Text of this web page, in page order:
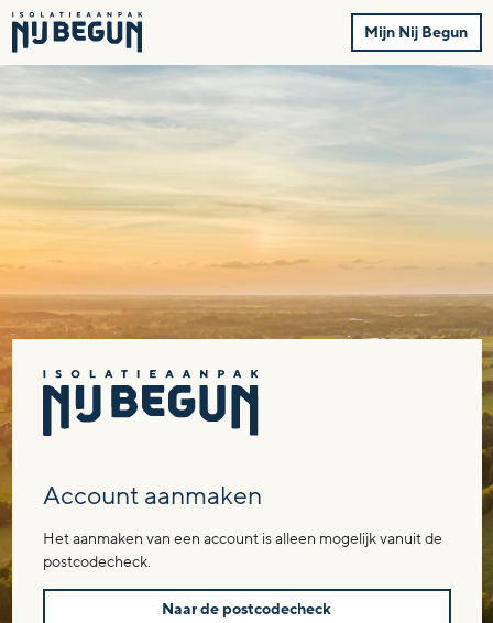
Mijn Nij Begun
Account aanmaken
Het aanmaken van een account is alleen mogelijk vanuit de
postcodecheck.
Naar de postcodecheck